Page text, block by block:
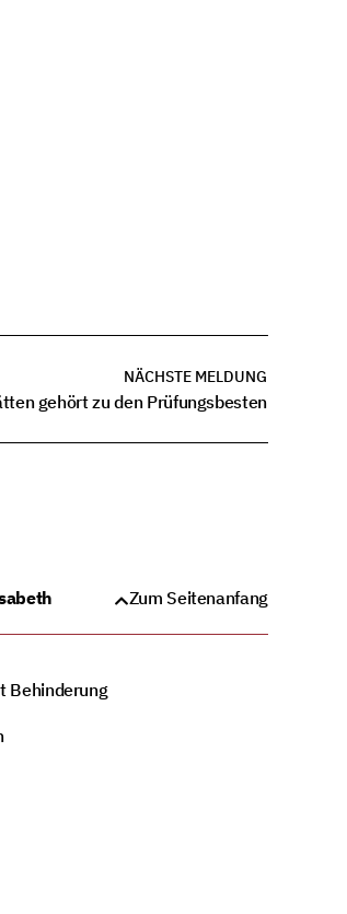
NÄCHSTE MELDUNG
gehört zu den Prüfungsbesten
Zum Seitenanfang
Behinderung